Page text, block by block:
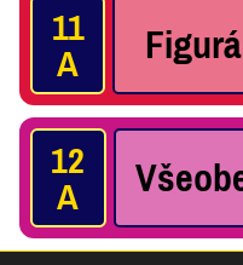
11
A
12
A